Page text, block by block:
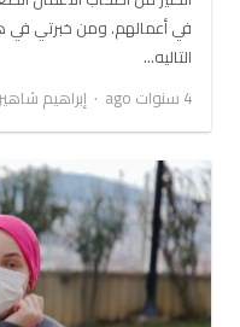
في أعمالهم. ومن خبرتي في
التاليه…
4 سنوات ago
Author
إبراهيم